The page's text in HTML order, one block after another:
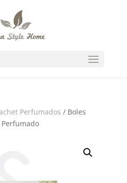
Perfumados / Boles
Perfumado